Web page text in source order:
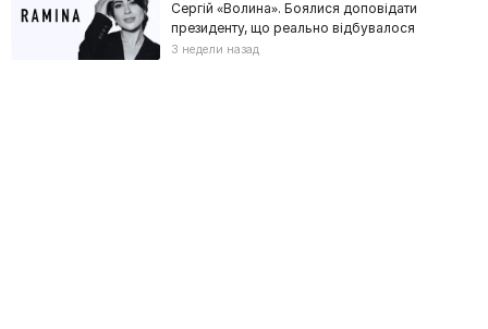
Сергій «Волина». Боялися доповідати
президенту, що реально відбувалося
3 недели назад